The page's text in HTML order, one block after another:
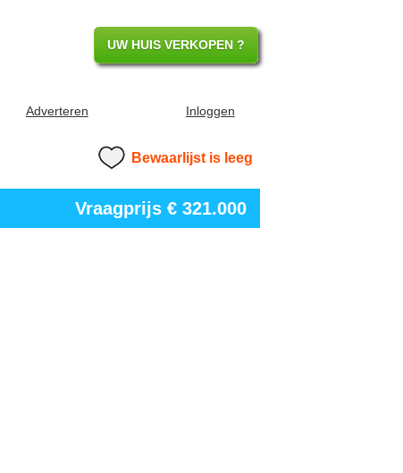
UW HUIS VERKOPEN ?
Adverteren Inloggen
Bewaarlijst is leeg
Vraagprijs € 321.000